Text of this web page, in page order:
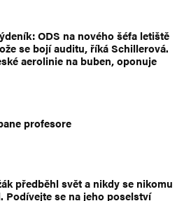
ODS na nového šéfa letiště
se bojí auditu, říká Schillerová.
aerolinie na buben, oponuje
profesore
předběhl svět a nikdy se nikomu
Podívejte se na jeho poselství